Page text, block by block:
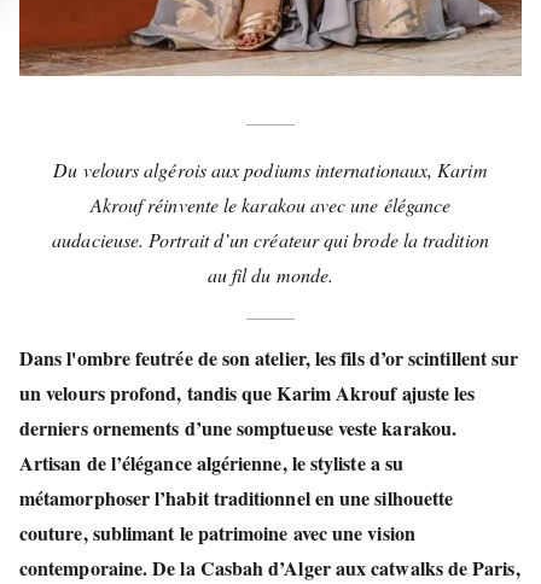
Du velours algérois aux podiums internationaux, Karim
Akrouf réinvente le karakou avec une élégance
audacieuse. Portrait d’un créateur qui brode la tradition
au fil du monde.
Dans l'ombre feutrée de son atelier, les fils d’or scintillent sur
un velours profond, tandis queKarim Akroufajuste les
derniers ornements d’une somptueuse veste karakou.
Artisan de l’élégance algérienne, le styliste a su
métamorphoser l’habit traditionnel en une silhouette
couture, sublimant le patrimoine avec une vision
contemporaine. De la Casbah d’Alger aux catwalks deParis,